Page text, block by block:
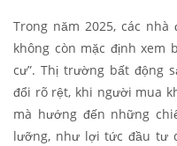
Trong năm 2025, các
không còn mặc định xem
cư”. Thị trường bất động
đổi rõ rệt, khi người mua
mà hướng đến những
lưỡng, như lợi tức đầu tư